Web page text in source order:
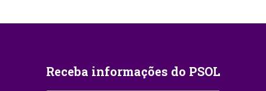
Receba informações do PSOL